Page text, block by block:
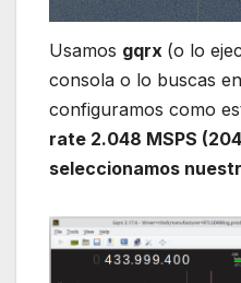
Usamos gqrx (o lo
consola o lo buscas
configuramos como
rate 2.048 MSPS
seleccionamos